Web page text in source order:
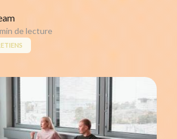
min de lecture